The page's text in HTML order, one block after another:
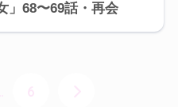
」68〜69話・再会